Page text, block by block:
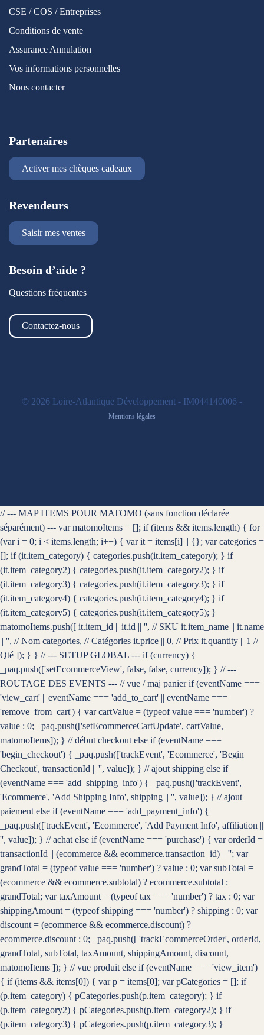
CSE / COS / Entreprises
Conditions de vente
Assurance Annulation
Vos informations personnelles
Nous contacter
Partenaires
Activer mes chèques cadeaux
Revendeurs
Saisir mes ventes
Besoin d’aide ?
Questions fréquentes
Contactez-nous
© 2026 Loire-Atlantique Développement - IM044140006 -
Mentions légales
// --- MAP ITEMS POUR MATOMO (sans fonction déclarée
séparément) --- var matomoItems = []; if (items && items.length) { for
(var i = 0; i < items.length; i++) { var it = items[i] || {}; var categories =
[]; if (it.item_category) { categories.push(it.item_category); } if
(it.item_category2) { categories.push(it.item_category2); } if
(it.item_category3) { categories.push(it.item_category3); } if
(it.item_category4) { categories.push(it.item_category4); } if
(it.item_category5) { categories.push(it.item_category5); }
matomoItems.push([ it.item_id || it.id || '', // SKU it.item_name || it.name
|| '', // Nom categories, // Catégories it.price || 0, // Prix it.quantity || 1 //
Qté ]); } } // --- SETUP GLOBAL --- if (currency) {
_paq.push(['setEcommerceView', false, false, currency]); } // ---
ROUTAGE DES EVENTS --- // vue / maj panier if (eventName ===
'view_cart' || eventName === 'add_to_cart' || eventName ===
'remove_from_cart') { var cartValue = (typeof value === 'number') ?
value : 0; _paq.push(['setEcommerceCartUpdate', cartValue,
matomoItems]); } // début checkout else if (eventName ===
'begin_checkout') { _paq.push(['trackEvent', 'Ecommerce', 'Begin
Checkout', transactionId || '', value]); } // ajout shipping else if
(eventName === 'add_shipping_info') { _paq.push(['trackEvent',
'Ecommerce', 'Add Shipping Info', shipping || '', value]); } // ajout
paiement else if (eventName === 'add_payment_info') {
_paq.push(['trackEvent', 'Ecommerce', 'Add Payment Info', affiliation ||
'', value]); } // achat else if (eventName === 'purchase') { var orderId =
transactionId || (ecommerce && ecommerce.transaction_id) || ''; var
grandTotal = (typeof value === 'number') ? value : 0; var subTotal =
(ecommerce && ecommerce.subtotal) ? ecommerce.subtotal :
grandTotal; var taxAmount = (typeof tax === 'number') ? tax : 0; var
shippingAmount = (typeof shipping === 'number') ? shipping : 0; var
discount = (ecommerce && ecommerce.discount) ?
ecommerce.discount : 0; _paq.push([ 'trackEcommerceOrder', orderId,
grandTotal, subTotal, taxAmount, shippingAmount, discount,
matomoItems ]); } // vue produit else if (eventName === 'view_item')
{ if (items && items[0]) { var p = items[0]; var pCategories = []; if
(p.item_category) { pCategories.push(p.item_category); } if
(p.item_category2) { pCategories.push(p.item_category2); } if
(p.item_category3) { pCategories.push(p.item_category3); }